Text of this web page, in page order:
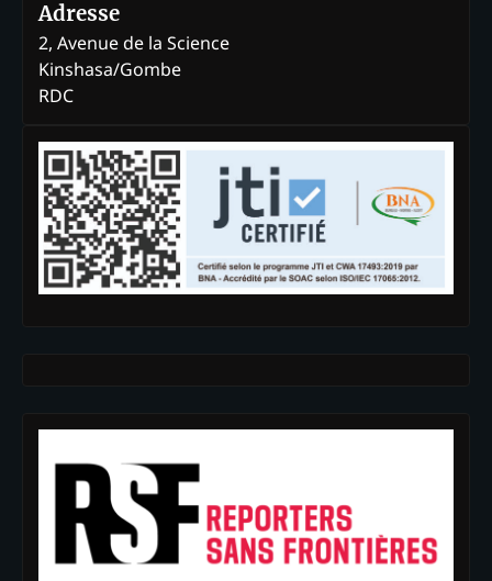
Adresse
2, Avenue de la Science
Kinshasa/Gombe
RDC